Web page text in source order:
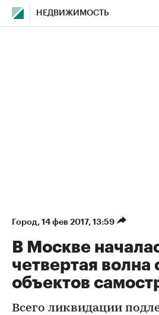
НЕДВИЖИМОСТЬ
Город⁠, 14 фев 2017, 13:59
В Москве
четвертая волна
объектов
Всего ликвидации